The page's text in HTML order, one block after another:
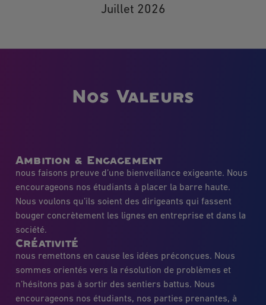
Juillet 2026
Nos Valeurs
Ambition & Engagement
nous faisons preuve d’une bienveillance exigeante. Nous
encourageons nos étudiants à placer la barre haute.
Nous voulons qu’ils soient des dirigeants qui fassent
bouger concrètement les lignes en entreprise et dans la
société.
Créativité
nous remettons en cause les idées préconçues. Nous
sommes orientés vers la résolution de problèmes et
n’hésitons pas à sortir des sentiers battus. Nous
encourageons nos étudiants, nos parties prenantes, à